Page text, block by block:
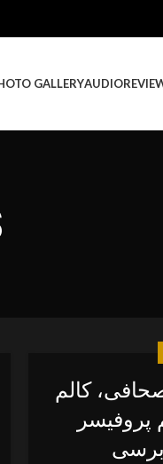
GALLERYAUDIO
کالم
پروفیسر